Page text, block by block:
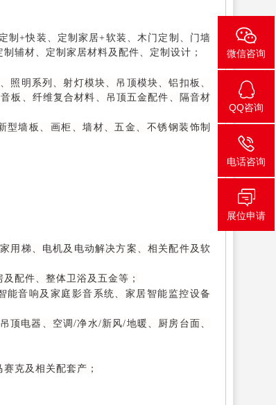
制+快装、定制家居+软装、木门定制、门墙
辅材、定制家居材料及配件、定制设计 ；
照明系列、射灯模块、吊顶模块、铝扣板、
板、纤维复合材料、吊顶五金配件、隔音材
墙板、画柜、墙材、五金、不锈钢装饰制
用梯、电机及电动解决方案、相关配件及软
配件、整体卫浴及五金等；
能音响及家庭影音系统、家居智能监控设备
顶电器、空调/净水/新风/地暖、厨房台面、
克及相关配套产；
微信咨询
QQ咨询
电话咨询
展位申请